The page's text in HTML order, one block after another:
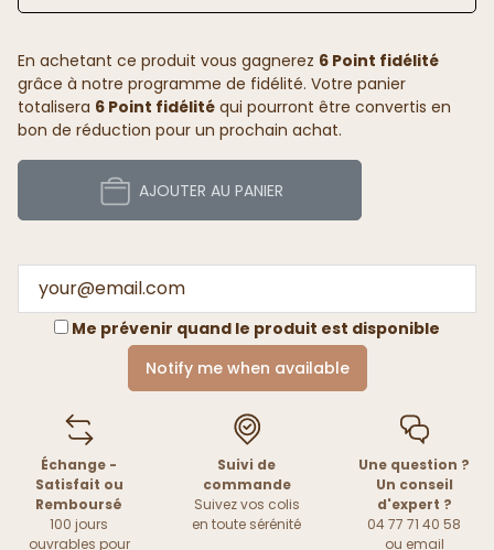
En achetant ce produit vous gagnerez 6 Point fidélité
grâce à notre programme de fidélité. Votre panier
totalisera 6 Point fidélité qui pourront être convertis en
bon de réduction pour un prochain achat.
AJOUTER AU PANIER
Me prévenir quand le produit est disponible
Notify me when available
Échange -
Satisfait ou
Remboursé
100 jours
ouvrables pour
Suivi de
commande
Suivez vos colis
en toute sérénité
Une question ?
Un conseil
d'expert ?
04 77 71 40 58
ou email